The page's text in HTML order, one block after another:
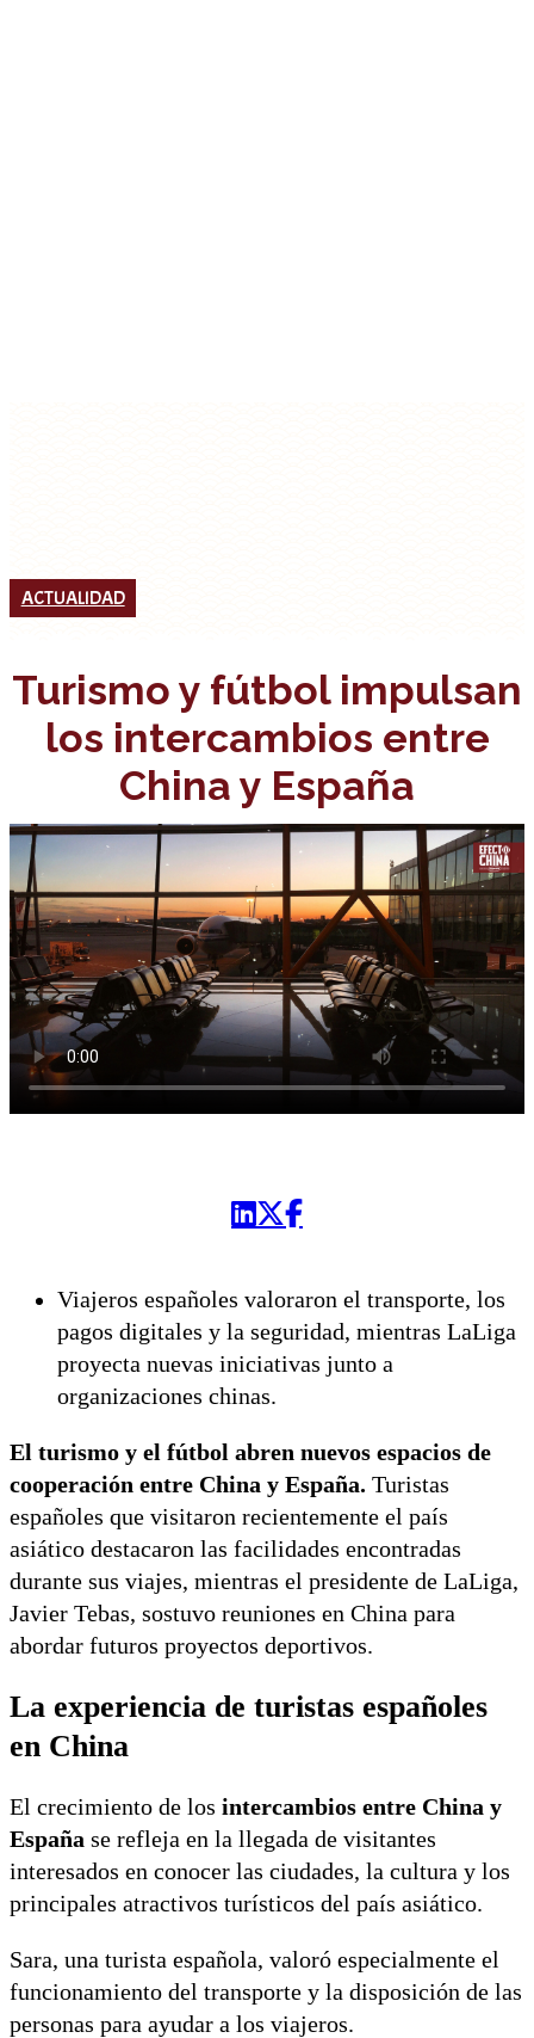
ACTUALIDAD
Turismo y fútbol impulsan
los intercambios entre
China y España
Viajeros españoles valoraron el transporte, los
pagos digitales y la seguridad, mientras LaLiga
proyecta nuevas iniciativas junto a
organizaciones chinas.
El turismo y el fútbol abren nuevos espacios de
cooperación entre China y España. Turistas
españoles que visitaron recientemente el país
asiático destacaron las facilidades encontradas
durante sus viajes, mientras el presidente de LaLiga,
Javier Tebas, sostuvo reuniones en China para
abordar futuros proyectos deportivos.
La experiencia de turistas españoles
en China
El crecimiento de los intercambios entre China y
España se refleja en la llegada de visitantes
interesados en conocer las ciudades, la cultura y los
principales atractivos turísticos del país asiático.
Sara, una turista española, valoró especialmente el
funcionamiento del transporte y la disposición de las
personas para ayudar a los viajeros.